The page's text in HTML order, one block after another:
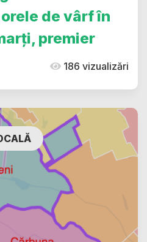
de vârf în
premier
186 vizualizări